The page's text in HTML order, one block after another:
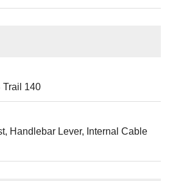
Trail 140
Handlebar Lever, Internal Cable